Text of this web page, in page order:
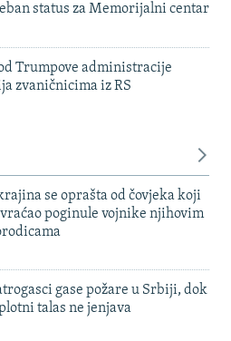
status za Memorijalni centar
Trumpove administracije
zvaničnicima iz RS
se oprašta od čovjeka koji
poginule vojnike njihovim
gase požare u Srbiji, dok
talas ne jenjava